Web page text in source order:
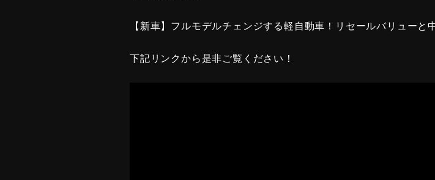
【新車】フルモデルチェンジする軽自動車！リセールバリューと
下記リンクから是非ご覧ください！